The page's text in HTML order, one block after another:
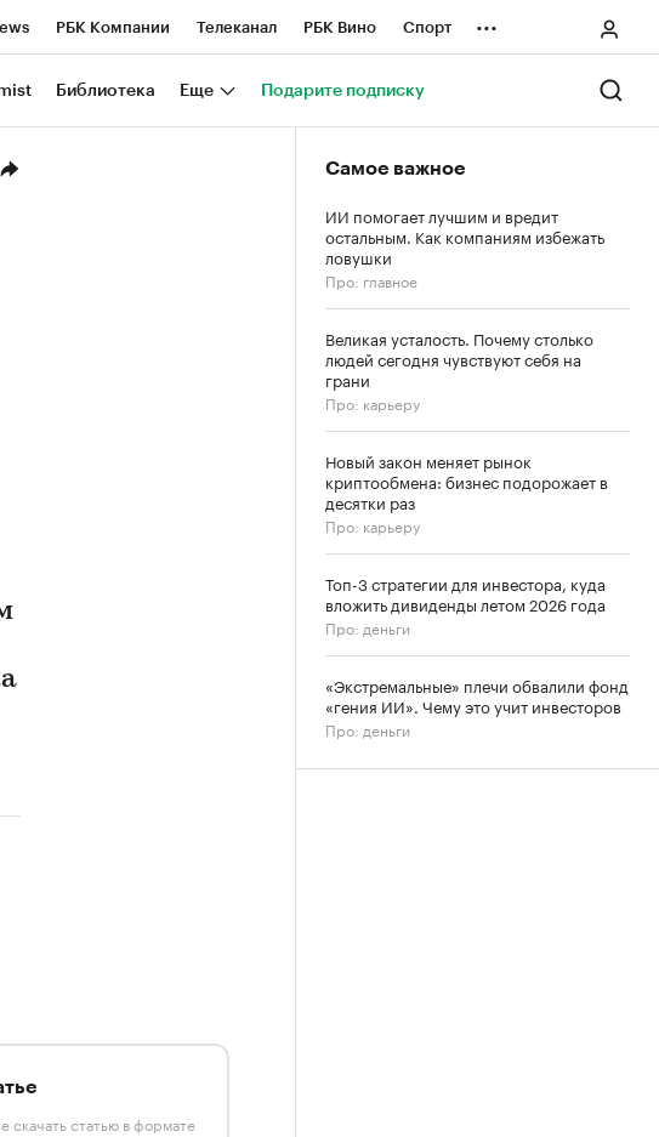
РБК Компании Телеканал РБК Вино Спорт
Национальные проекты Город
...
Библиотека Еще Подарите подписку
скачать статью в формате
Самое важное
ИИ помогает лучшим и вредит
остальным. Как компаниям избежать
ловушки
Про: главное
Великая усталость. Почему столько
людей сегодня чувствуют себя на
грани
Про: карьеру
Новый закон меняет рынок
криптообмена: бизнес подорожает в
десятки раз
Про: карьеру
Топ-3 стратегии для инвестора, куда
вложить дивиденды летом 2026 года
Про: деньги
«Экстремальные» плечи обвалили фонд
«гения ИИ». Чему это учит инвесторов
Про: деньги